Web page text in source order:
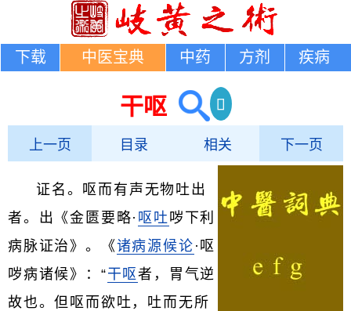
下载 中医宝典 中药 方剂 疾病
干呕
上一页 目录 相关 下一页
证名。呕而有声无物吐出
者。出《金匮要略· 呕吐哕下利
病脉证治》。《诸病源候论 ·呕
哕病诸候》：“干呕者，胃气逆
故也。但呕而欲吐，吐而无所